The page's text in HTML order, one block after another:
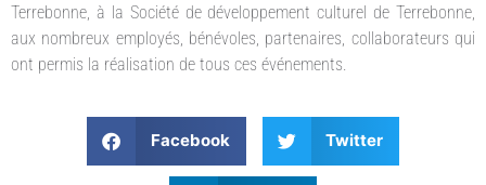
Terrebonne, à la Société de développement culturel de Terrebonne,
aux nombreux employés, bénévoles, partenaires, collaborateurs qui
ont permis la réalisation de tous ces événements.
Facebook Twitter